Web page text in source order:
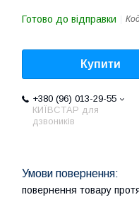
Готово до відправки
Купити
+380 (96) 013-29-55
КИЇВСТАР для
дзвоників
повернення товару